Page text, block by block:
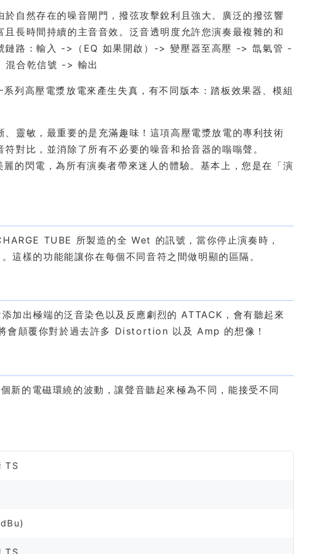
自然存在的噪音閘門，撥弦攻擊銳利且強大。廣泛的撥弦響
長時間持續的主音音效。泛音透明度允許您演奏最複雜的和
鏈路：輸入 ->（EQ 如果開啟）-> 變壓器至高壓 -> 氙氣管 -
混合乾信號 -> 輸出
列高壓電漿放電來產生失真，有不同版本：踏板效果器、模組
靈敏，最重要的是充滿趣味！這項高壓電漿放電的專利技術
對比，並消除了所有不必要的噪音和拾音器的嗡嗡聲。
的閃電，為所有演奏者帶來迷人的體驗。基本上，您是在「演
TUBE 所製造的全 Wet 的訊號，當你停止演奏時，
樣的功能能讓你在每個不同音符之間做明顯的區隔。
加出極端的泛音染色以及反應劇烈的 ATTACK，會有聽起來
顛覆你對於過去許多 Distortion 以及 Amp 的想像！
的電磁環繞的波動，讓聲音聽起來極為不同，能接受不同
TS
TS